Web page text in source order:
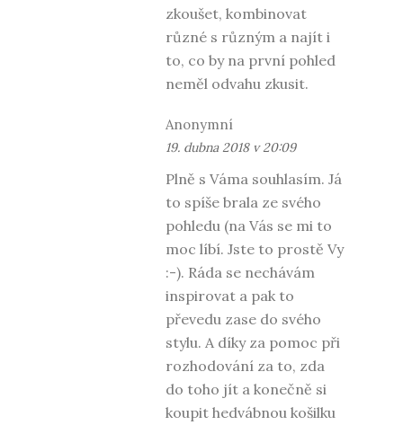
zkoušet, kombinovat
různé s různým a najít i
to, co by na první pohled
neměl odvahu zkusit.
Anonymní
19. dubna 2018 v 20:09
Plně s Váma souhlasím. Já
to spíše brala ze svého
pohledu (na Vás se mi to
moc líbí. Jste to prostě Vy
:-). Ráda se nechávám
inspirovat a pak to
převedu zase do svého
stylu. A díky za pomoc při
rozhodování za to, zda
do toho jít a konečně si
koupit hedvábnou košilku